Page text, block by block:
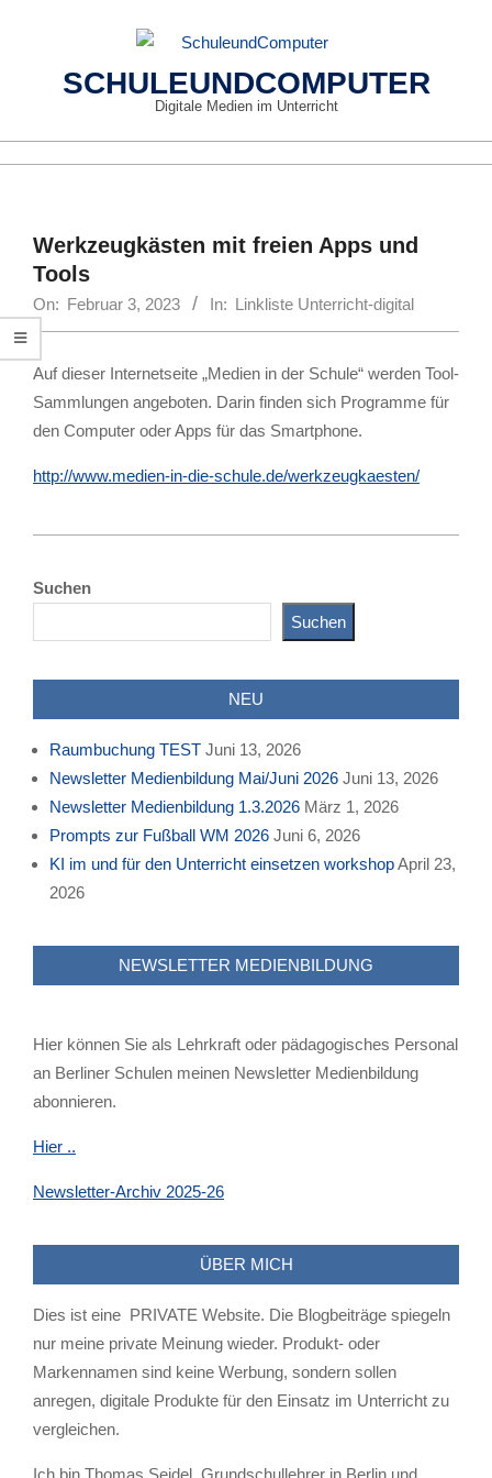
SCHULEUNDCOMPUTER
Digitale Medien im Unterricht
MenuWerkzeugkästen mit freien Apps und
Tools
On: Februar 3, 2023 In: Linkliste Unterricht-digital
Auf dieser Internetseite „Medien in der Schule“ werden Tool-
Sammlungen angeboten. Darin finden sich Programme für
den Computer oder Apps für das Smartphone.
http://www.medien-in-die-schule.de/werkzeugkaesten/
03
Suchen
Suchen
NEU
Raumbuchung TEST Juni 13, 2026
Newsletter Medienbildung Mai/Juni 2026 Juni 13, 2026
Newsletter Medienbildung 1.3.2026 März 1, 2026
Prompts zur Fußball WM 2026 Juni 6, 2026
KI im und für den Unterricht einsetzen workshopApril 23,
2026
NEWSLETTER MEDIENBILDUNG
Hier können Sie als Lehrkraft oder pädagogisches Personal
an Berliner Schulen meinen Newsletter Medienbildung
abonnieren.
Hier ..
Newsletter-Archiv 2025-26
ÜBER MICH
Dies ist eine PRIVATE Website. Die Blogbeiträge spiegeln
nur meine private Meinung wieder. Produkt- oder
Markennamen sind keine Werbung, sondern sollen
anregen, digitale Produkte für den Einsatz im Unterricht zu
vergleichen.
Ich bin Thomas Seidel, Grundschullehrer in Berlin und